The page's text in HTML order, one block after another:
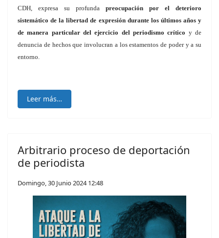
CDH, expresa su profunda preocupación por el deterioro
sistemático de la libertad de expresión durante los últimos años y
de manera particular del ejercicio del periodismo crítico y de
denuncia de hechos que involucran a los estamentos de poder y a su
entorno.
Leer más…
Arbitrario proceso de deportación
de periodista
Domingo, 30 Junio 2024 12:48